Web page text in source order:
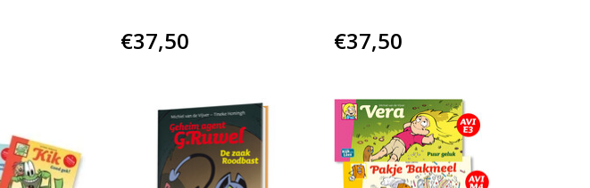
€37,50 €37,50